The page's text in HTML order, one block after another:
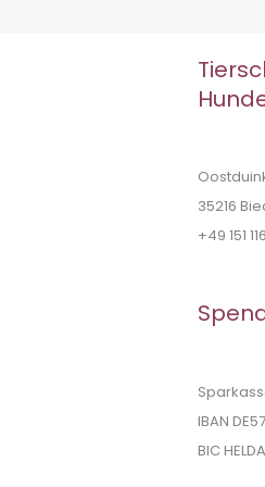
35216
+49 151
IBAN
BIC